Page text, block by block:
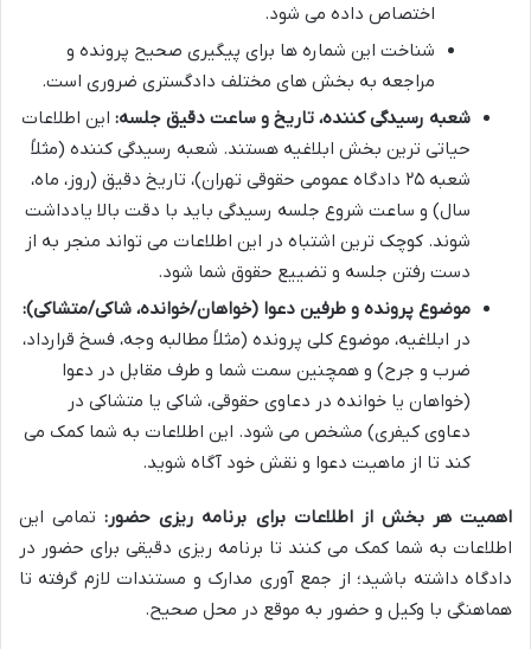
اختصاص داده می شود.
شناخت این شماره ها برای پیگیری صحیح پرونده و
مراجعه به بخش های مختلف دادگستری ضروری است.
شعبه رسیدگی کننده، تاریخ و ساعت دقیق جلسه: این اطلاعات
حیاتی ترین بخش ابلاغیه هستند. شعبه رسیدگی کننده (مثلاً
شعبه ۲۵ دادگاه عمومی حقوقی تهران)، تاریخ دقیق (روز، ماه،
سال) و ساعت شروع جلسه رسیدگی باید با دقت بالا یادداشت
شوند. کوچک ترین اشتباه در این اطلاعات می تواند منجر به از
دست رفتن جلسه و تضییع حقوق شما شود.
موضوع پرونده و طرفین دعوا (خواهان/خوانده، شاکی/متشاکی):
در ابلاغیه، موضوع کلی پرونده (مثلاً مطالبه وجه، فسخ قرارداد،
ضرب و جرح) و همچنین سمت شما و طرف مقابل در دعوا
(خواهان یا خوانده در دعاوی حقوقی، شاکی یا متشاکی در
دعاوی کیفری) مشخص می شود. این اطلاعات به شما کمک می
کند تا از ماهیت دعوا و نقش خود آگاه شوید.
اهمیت هر بخش از اطلاعات برای برنامه ریزی حضور:تمامی این
اطلاعات به شما کمک می کنند تا برنامه ریزی دقیقی برای حضور در
دادگاه داشته باشید؛ از جمع آوری مدارک و مستندات لازم گرفته تا
هماهنگی با وکیل و حضور به موقع در محل صحیح.